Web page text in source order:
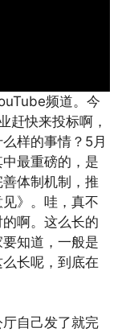
频道。今
赶快来投标啊，
样的事情？5月
最重磅的，是
体制机制，推
》。哇，真不
啊。这么长的
知道，一般是
长呢，到底在
自己发了就完